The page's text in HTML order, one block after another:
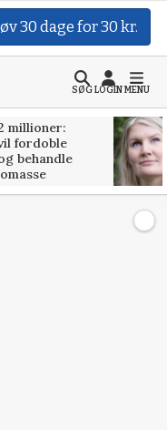
30 dage for 30 kr.
SØGLOGINMENU
millioner:
fordoble
behandle